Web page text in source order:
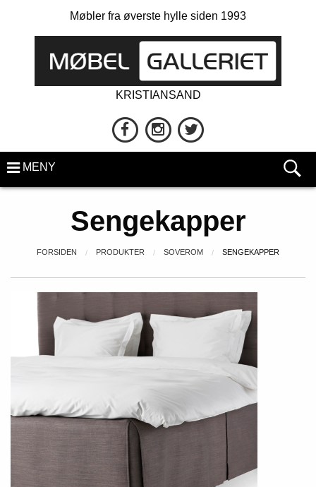
Møbler fra øverste hylle siden 1993
KRISTIANSAND
MENY
Sengekapper
FORSIDEN PRODUKTER SOVEROM SENGEKAPPER